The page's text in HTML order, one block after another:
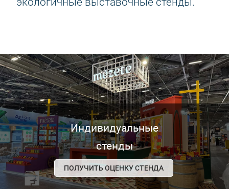
Индивидуальные
стенды
ПОЛУЧИТЬ ОЦЕНКУ СТЕНДА